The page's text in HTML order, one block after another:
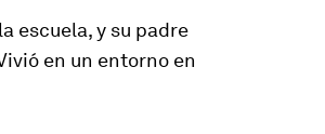
escuela, y su padre
en un entorno en